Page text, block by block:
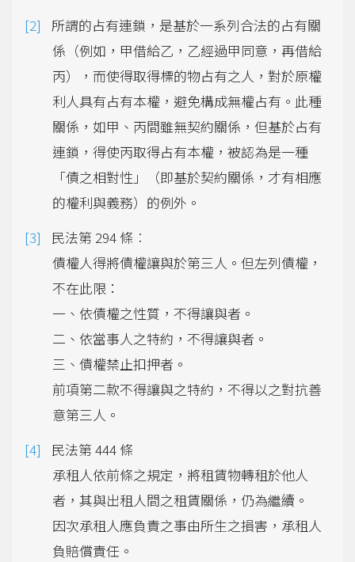
所謂的占有連鎖，是基於一系列合法的占有關
係（例如，甲借給乙，乙經過甲同意，再借給
丙），而使得取得標的物占有之人，對於原權
利人具有占有本權，避免構成無權占有。此種
關係，如甲、丙間雖無契約關係，但基於占有
連鎖，得使丙取得占有本權，被認為是一種
「債之相對性」（即基於契約關係，才有相應
的權利與義務）的例外。
民法第 294 條︰
債權人得將債權讓與於第三人。但左列債權，
不在此限：
一、依債權之性質，不得讓與者。
二、依當事人之特約，不得讓與者。
三、債權禁止扣押者。
前項第二款不得讓與之特約，不得以之對抗善
意第三人。
民法第 444 條
承租人依前條之規定，將租賃物轉租於他人
者，其與出租人間之租賃關係，仍為繼續。
因次承租人應負責之事由所生之損害，承租人
負賠償責任。